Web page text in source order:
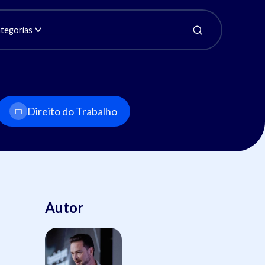
Direito do Trabalho
Autor